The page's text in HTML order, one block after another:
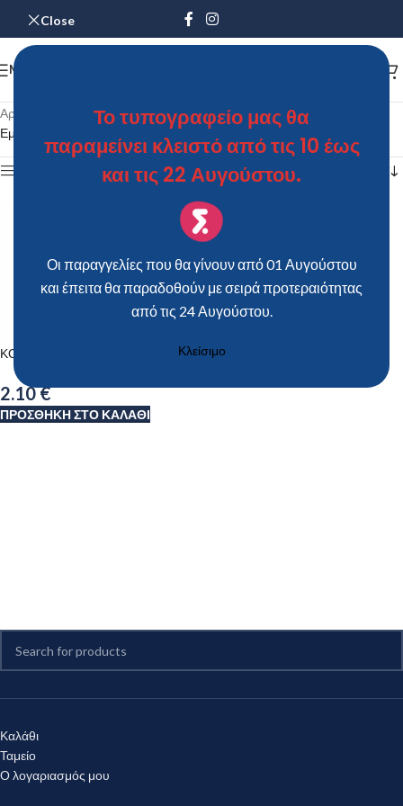
Close
Το τυπογραφείο μας θα
παραμείνει κλειστό από τις 10 έως
και τις 22 Αυγούστου.
Οι παραγγελίες που θα γίνουν από 01 Αυγούστου
και έπειτα θα παραδοθούν με σειρά προτεραιότητας
από τις 24 Αυγούστου.
Κλείσιμο
MENU
Αρχική σελίδα
Προϊόντα με ετικέτα “ΚΟΥΤΙ ΚΤ28 – GOLDA”
Εμφάνιση του μοναδικού αποτελέσματος
ΚΟΥΤΙ ΚΤ28 – GOLDA
2.10€
ΠΡΟΣΘΉΚΗ ΣΤΟ ΚΑΛΆΘΙ
Καλάθι
Ταμείο
Ο λογαριασμός μου